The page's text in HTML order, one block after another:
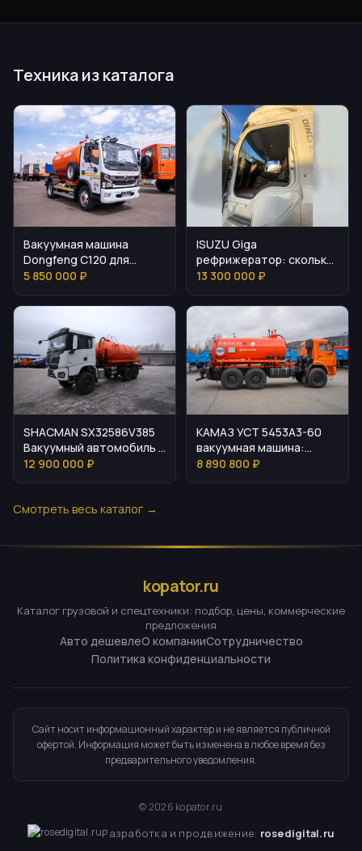
Техника из каталога
Вакуумная машина
Dongfeng C120 для
коммунальных и
5 850 000 ₽
ISUZU Giga
рефрижератор: сколько
стоит и как подобрать
13 300 000 ₽
SHACMAN SX32586V385
Вакуумный автомобиль с
кузовом 15 м³
12 900 000 ₽
КАМАЗ УСТ 5453A3-60
вакуумная машина:
назначение и параметры
8 890 800 ₽
Смотреть весь каталог →
kopator.ru
Каталог грузовой и спецтехники: подбор, цены, коммерческие
предложения
Авто дешевлеО компанииСотрудничество
Политика конфиденциальности
Сайт носит информационный характер и не является публичной
офертой. Информация может быть изменена в любое время без
предварительного уведомления.
©2026 kopator.ru
Разработка и продвижение: rosedigital.ru